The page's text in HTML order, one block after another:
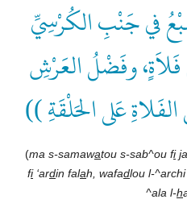
في جَنْبِ الكُرْسِيِّ
وفَضْلُ العَرْشِ
عَلى الحَلْقَةِ ))
(ma s-samawatou s-sab^ou fi j
fi‘ardin falah, wafadlou l-
^ala l-h